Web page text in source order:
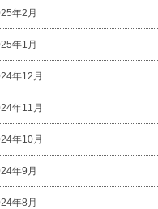
年2月
年1月
年12月
年11月
年10月
年9月
年8月